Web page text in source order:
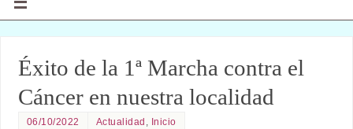
Éxito de la 1ª Marcha contra el
Cáncer en nuestra localidad
06/10/2022 Actualidad , Inicio